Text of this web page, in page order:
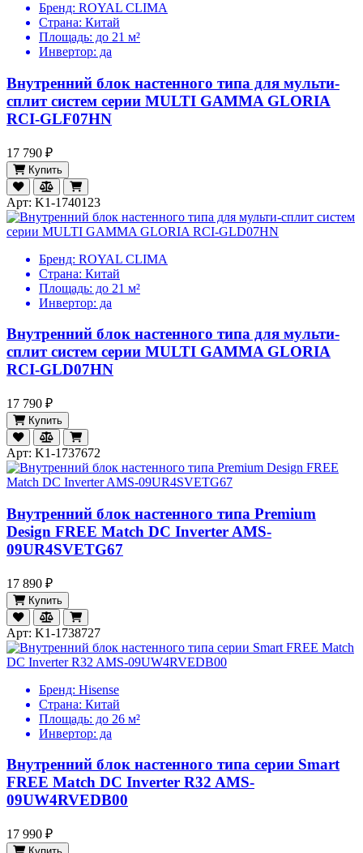
Бренд: ROYAL CLIMA
Страна: Китай
Площадь: до 21 м²
Инвертор: да
Внутренний блок настенного типа для мульти-
сплит систем серии MULTI GAMMA GLORIA
RCI-GLF07HN
17 790 ₽
Купить
Арт: K1-1740123
Бренд: ROYAL CLIMA
Страна: Китай
Площадь: до 21 м²
Инвертор: да
Внутренний блок настенного типа для мульти-
сплит систем серии MULTI GAMMA GLORIA
RCI-GLD07HN
17 790 ₽
Купить
Арт: K1-1737672
Внутренний блок настенного типа Premium
Design FREE Match DC Inverter AMS-
09UR4SVETG67
17 890 ₽
Купить
Арт: K1-1738727
Бренд: Hisense
Страна: Китай
Площадь: до 26 м²
Инвертор: да
Внутренний блок настенного типа серии Smart
FREE Match DC Inverter R32 AMS-
09UW4RVEDB00
17 990 ₽